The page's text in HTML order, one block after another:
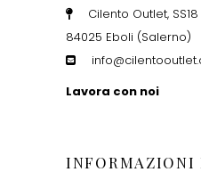
Cilento Outlet,
84025 Eboli (Salerno)
Lavora con noi
INFORMAZIONI